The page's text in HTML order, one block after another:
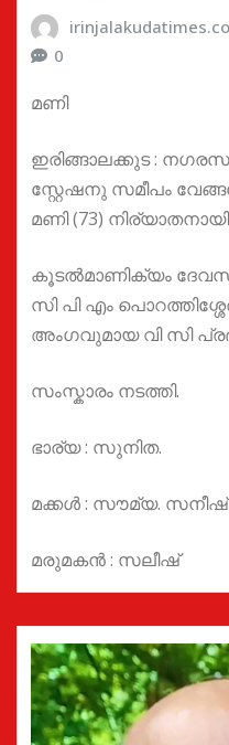
0
മണി
ഇരിങ്ങാലക്കുട :
സ്റ്റേഷനു സമീപം
മണി (73)
കൂടൽമാണിക്യം
സി പി എം
അംഗവുമായ വി സി
സംസ്കാരം നടത്തി.
ഭാര്യ : സുനിത.
മക്കൾ : സൗമ്യ. സനീഷ്
മരുമകൻ : സലീഷ്